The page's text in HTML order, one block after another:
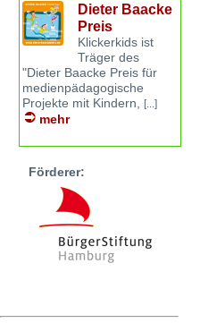
Dieter Baacke
Preis
Klickerkids ist
Träger des
"Dieter Baacke Preis für
medienpädagogische
Projekte mit Kindern, [...]
mehr
Förderer: